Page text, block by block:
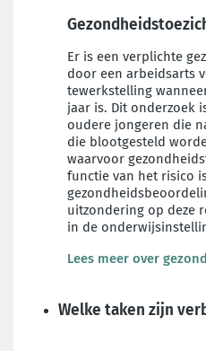
Er is een verplichte
door een arbeidsarts
tewerkstelling
jaar is. Dit onderzoek
oudere jongeren die
die blootgesteld
waarvoor
functie van het risico
uitzondering op deze
in de
Lees meer over
Welke taken zijn